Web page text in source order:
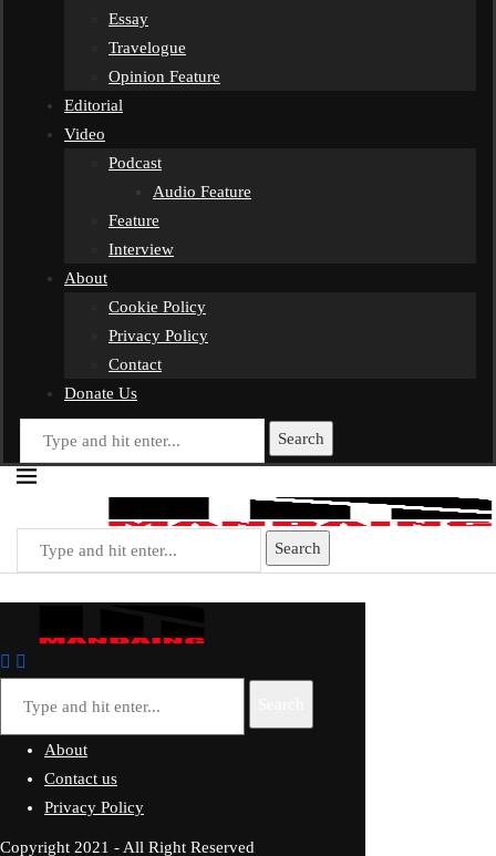
Essay
Travelogue
Opinion Feature
Editorial
Video
Podcast
Audio Feature
Feature
Interview
About
Cookie Policy
Privacy Policy
Contact
Donate Us
Search
Search
About
Contact us
Privacy Policy
Copyright 2021 - All Right Reserved